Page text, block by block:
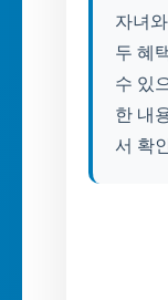
자녀
두 혜
수 있
한 내